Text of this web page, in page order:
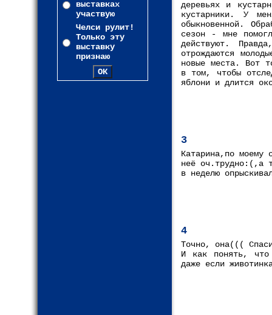
выставках
участвую
Челси рулит!
Только эту
выставку
признаю
деревьях и
кустарники. У
обыкновенной.
сезон - мне
действуют.
отрождаются
новые места. Вот
в том, чтобы
яблони и длится
3
Катарина,по моему
неё оч.трудно:(,а
в неделю
4
Точно, она(((
И как понять, что
даже если